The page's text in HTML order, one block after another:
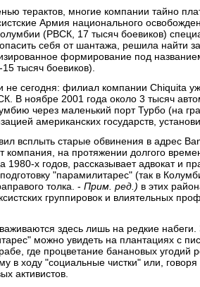
терактов, многие компании тайно
Армия национального
(РВСК, 17 тысяч боевиков)
себя от шантажа, решила найти
формирование под
тысяч боевиков).
не сегодня: филиал компании Chiquita
В ноябре 2001 года около 3 тысяч
через маленький порт Турбо (на
американских государств,
всплыть старые обвинения в адрес
компания, на протяжении долгого
1980-х годов, рассказывает адвокат и
"парамилитарес" (так в
толка. - Прим. ред.) в этих
группировок и влиятельных
здесь лишь на редкие
можно увидеть на плантациях с
где процветание банановых угодий
в ходу "социальные чистки" или, говоря
активистов.